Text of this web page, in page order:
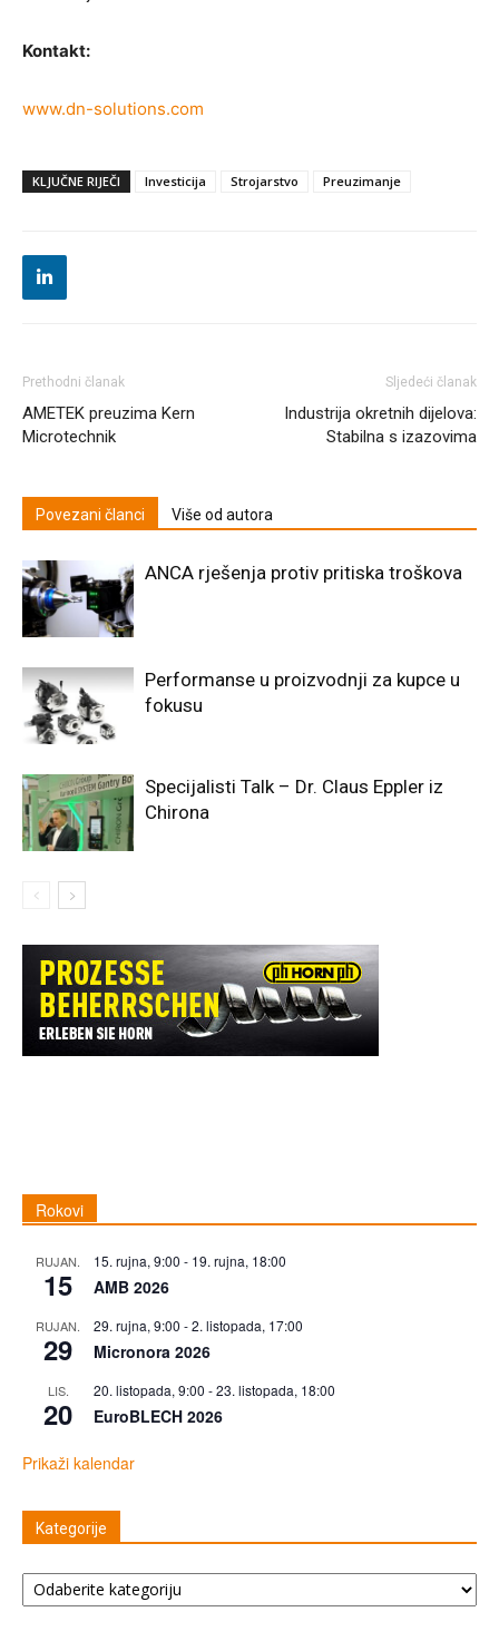
Kontakt:
www.dn-solutions.com
KLJUČNE RIJEČI Investicija Strojarstvo Preuzimanje
Prethodni članak
AMETEK preuzima Kern
Microtechnik
Sljedeći članak
Industrija okretnih dijelova:
Stabilna s izazovima
Povezani članci Više od autora
ANCA rješenja protiv pritiska troškova
Performanse u proizvodnji za kupce u
fokusu
Specijalisti Talk – Dr. Claus Eppler iz
Chirona
Rokovi
RUJAN.
15
15. rujna, 9:00 - 19. rujna, 18:00
AMB 2026
RUJAN.
29
29. rujna, 9:00 -2. listopada, 17:00
Micronora 2026
LIS.
20
20. listopada, 9:00 -23. listopada, 18:00
EuroBLECH 2026
Prikaži kalendar
Kategorije
Kategorije